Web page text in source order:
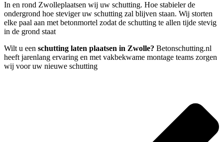
In en rond Zwolleplaatsen wij uw schutting. Hoe stabieler de
ondergrond hoe steviger uw schutting zal blijven staan. Wij storten
elke paal aan met betonmortel zodat de schutting te allen tijde stevig
in de grond staat
Wilt u een schutting laten plaatsen in Zwolle? Betonschutting.nl
heeft jarenlang ervaring en met vakbekwame montage teams zorgen
wij voor uw nieuwe schutting